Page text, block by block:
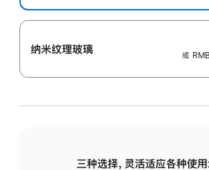
纳米纹理玻璃
或
三种选择，灵活适应各种使用